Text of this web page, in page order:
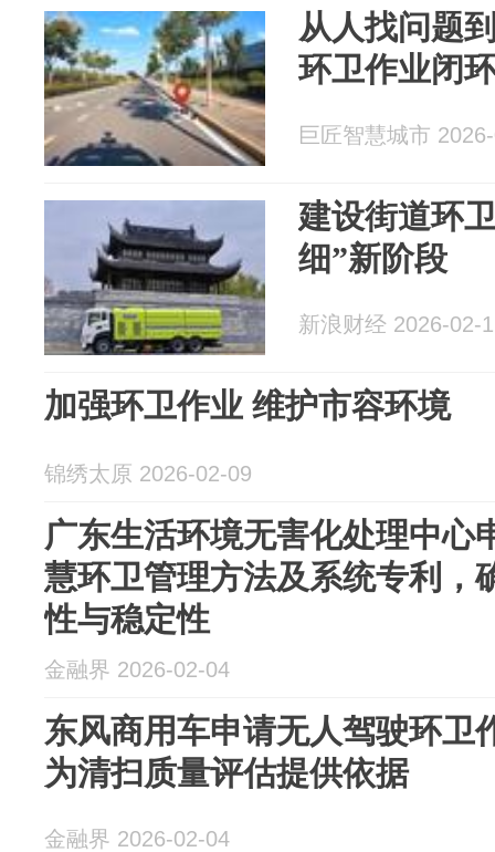
从人找问题
环卫作业闭
巨匠智慧城市
建设街道环
细”新阶段
新浪财经 2026-02-
加强环卫作业 维护市容环境
锦绣太原 2026-02-09
广东生活环境无害化处理中心
慧环卫管理方法及系统专利，
性与稳定性
金融界 2026-02-04
东风商用车申请无人驾驶环卫
为清扫质量评估提供依据
金融界 2026-02-04